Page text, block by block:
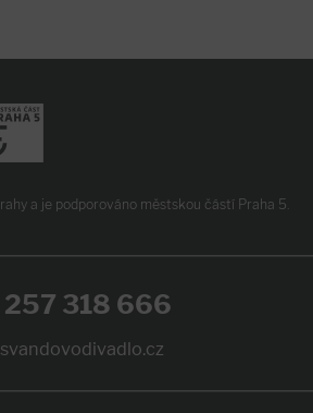
a je podporováno městskou částí Praha 5.
318 666